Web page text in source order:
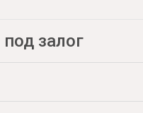
залог